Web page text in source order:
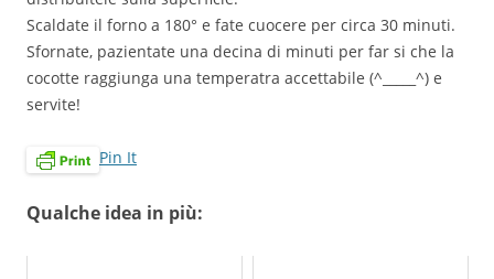
Scaldate il forno a 180° e fate cuocere per circa 30 minuti.
Sfornate, pazientate una decina di minuti per far si che la
cocotte raggiunga una temperatra accettabile (^_____^) e
servite!
Pin It
Qualche idea in più: